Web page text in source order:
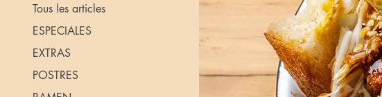
Tous les articles
ESPECIALES
EXTRAS
POSTRES